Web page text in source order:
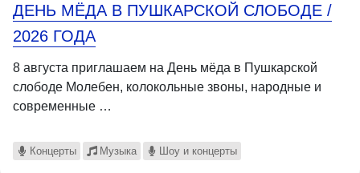
ДЕНЬ МЁДА В ПУШКАРСКОЙ СЛОБОДЕ /
2026 ГОДА
8 августа приглашаем на День мёда в Пушкарской
слободе Молебен, колокольные звоны, народные и
современные …
Концерты Музыка Шоу и концерты